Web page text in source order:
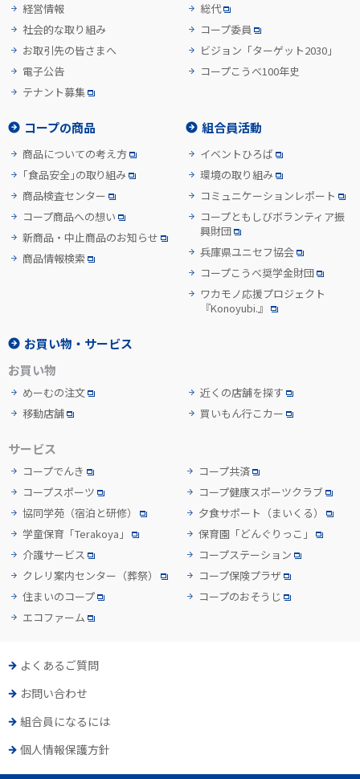
経営情報
社会的な取り組み
お取引先の皆さまへ
電子公告
テナント募集
総代
コープ委員
ビジョン「ターゲット2030」
コープこうべ100年史
コープの商品
商品についての考え方
「食品安全」の取り組み
商品検査センター
コープ商品への想い
新商品・中止商品のお知らせ
商品情報検索
組合員活動
イベントひろば
環境の取り組み
コミュニケーションレポート
コープともしびボランティア振
興財団
兵庫県ユニセフ協会
コープこうべ奨学金財団
ワカモノ応援プロジェクト
『Konoyubi.』
お買い物・サービス
お買い物
めーむの注文
移動店舗
近くの店舗を探す
買いもん行こカー
サービス
コープでんき
コープ共済
コープスポーツ
コープ健康スポーツクラブ
協同学苑 （宿泊と研修） 夕食サポート （まいくる）
学童保育「Terakoya」
保育園「どんぐりっこ」
介護サービス
コープステーション
クレリ案内センター （葬祭）
コープ保険プラザ
住まいのコープ
コープのおそうじ
エコファーム
よくあるご質問
お問い合わせ
組合員になるには
個人情報保護方針